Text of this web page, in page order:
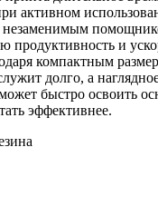
активном
незаменимым
продуктивность и
компактным
долго, а
быстро освоить
эффективнее.